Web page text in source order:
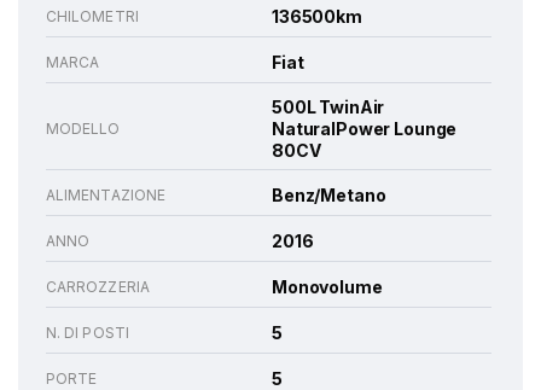
CHILOMETRI 136500km
MARCA Fiat
MODELLO
500L TwinAir
NaturalPower Lounge
80CV
ALIMENTAZIONE Benz/Metano
ANNO 2016
CARROZZERIA Monovolume
N. DI POSTI 5
PORTE 5